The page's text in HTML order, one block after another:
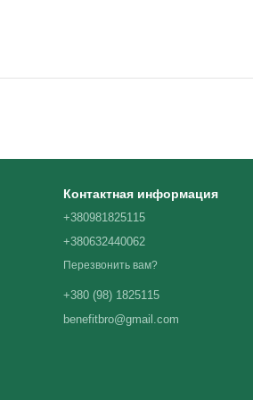
Контактная информация
+380981825115
+380632440062
Перезвонить вам?
+380 (98) 1825115
benefitbro@gmail.com